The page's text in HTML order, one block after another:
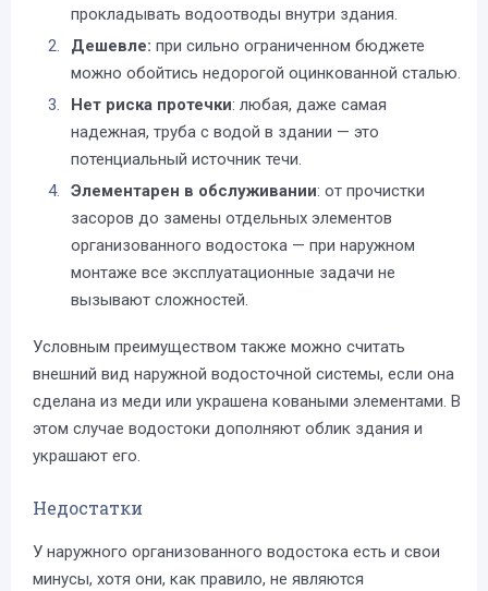
прокладывать водоотводы внутри здания.
Дешевле: при сильно ограниченном бюджете
можно обойтись недорогой оцинкованной сталью.
Нет риска протечки: любая, даже самая
надежная, труба с водой в здании — это
потенциальный источник течи.
Элементарен в обслуживании: от прочистки
засоров до замены отдельных элементов
организованного водостока — при наружном
монтаже все эксплуатационные задачи не
вызывают сложностей.
Условным преимуществом также можно считать
внешний вид наружной водосточной системы, если она
сделана из меди или украшена коваными элементами. В
этом случае водостоки дополняют облик здания и
украшают его.
Недостатки
У наружного организованного водостока есть и свои
минусы, хотя они, как правило, не являются